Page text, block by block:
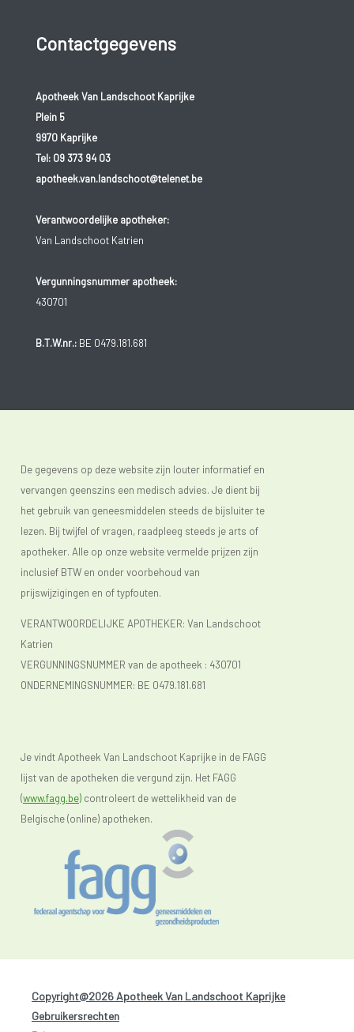
Contactgegevens
Apotheek Van Landschoot Kaprijke
Plein 5
9970 Kaprijke
Tel: 09 373 94 03
apotheek.van.landschoot@telenet.be
Verantwoordelijke apotheker:
Van Landschoot Katrien
Vergunningsnummer apotheek:
430701
B.T.W.nr.:BE 0479.181.681
De gegevens op deze website zijn louter informatief en
vervangen geenszins een medisch advies. Je dient bij
het gebruik van geneesmiddelen steeds de bijsluiter te
lezen. Bij twijfel of vragen, raadpleeg steeds je arts of
apotheker. Alle op onze website vermelde prijzen zijn
inclusief BTW en onder voorbehoud van
prijswijzigingen en of typfouten.
VERANTWOORDELIJKE APOTHEKER: Van Landschoot
Katrien
VERGUNNINGSNUMMER van de apotheek : 430701
ONDERNEMINGSNUMMER: BE 0479.181.681
Je vindt Apotheek Van Landschoot Kaprijke in de FAGG
lijst van de apotheken die vergund zijn. Het FAGG
(www.fagg.be) controleert de wettelikheid van de
Belgische (online) apotheken.
Copyright@2026 Apotheek Van Landschoot Kaprijke
Gebruikersrechten